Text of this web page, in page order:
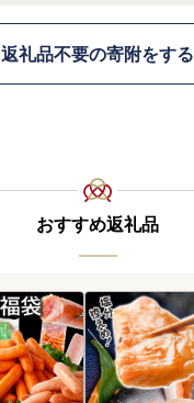
返礼品不要の寄附をする
おすすめ返礼品